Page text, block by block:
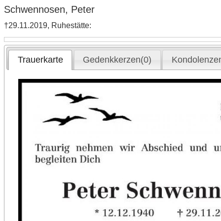
Schwennosen, Peter
†29.11.2019, Ruhestätte:
Trauerkarte Gedenkkerzen(0)